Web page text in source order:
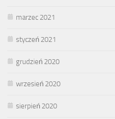
marzec 2021
styczeń 2021
grudzień 2020
wrzesień 2020
sierpień 2020